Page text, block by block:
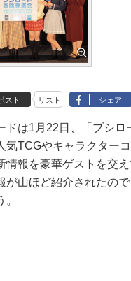
スト リスト シェア
は1月22日、「ブシロ
気TCGやキャラクター
情報を豪華ゲストを交
が山ほど紹介されたの